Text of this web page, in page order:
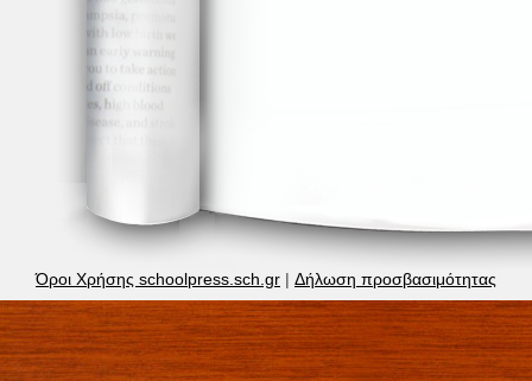
Όροι Χρήσης schoolpress.sch.gr | Δήλωση προσβασιμότητας